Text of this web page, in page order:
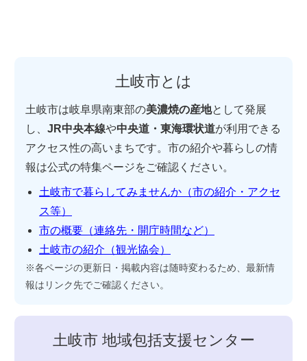
土岐市とは
土岐市は岐阜県南東部の美濃焼の産地として発展
し、 JR中央本線や中央道・東海環状道が利用できる
アクセス性の高いまちです。市の紹介や暮らしの情
報は公式の特集ページをご確認ください。
土岐市で暮らしてみませんか（市の紹介・アクセ
ス等）
市の概要（連絡先・開庁時間など）
土岐市の紹介（観光協会）
※各ページの更新日・掲載内容は随時変わるため、最新情
報はリンク先でご確認ください。
土岐市 地域包括支援センター